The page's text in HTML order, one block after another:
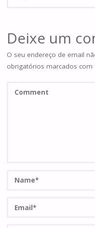
Deixe um
O seu endereço de email
obrigatórios marcados com